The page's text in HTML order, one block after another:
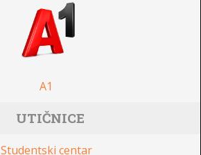
A1
UTIČNICE
Studentski centar